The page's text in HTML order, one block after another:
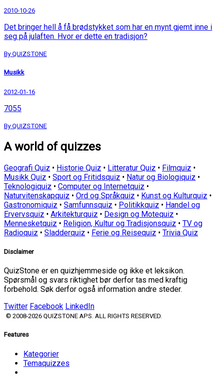
2010-10-26
Det bringer hell å få brødstykket som har en mynt gjemt inne i
seg på julaften. Hvor er dette en tradisjon?
By QUIZSTONE
Musikk
2012-01-16
7055
By QUIZSTONE
A world of quizzes
Geografi Quiz • Historie Quiz • Litteratur Quiz • Filmquiz •
Musikk Quiz • Sport og Fritidsquiz • Natur og Biologiquiz •
Teknologiquiz • Computer og Internetquiz •
Naturvitenskapquiz • Ord og Språkquiz • Kunst og Kulturquiz •
Gastronomiquiz • Samfunnsquiz • Politikkquiz • Handel og
Ervervsquiz • Arkitekturquiz • Design og Motequiz •
Mennesketquiz • Religion, Kultur og Tradisjonsquiz • TV og
Radioquiz • Sladderquiz • Ferie og Reisequiz • Trivia Quiz
Disclaimer
QuizStone er en quizhjemmeside og ikke et leksikon.
Spørsmål og svars riktighet bør derfor tas med kraftig
forbehold. Søk derfor også information andre steder.
Twitter Facebook LinkedIn
© 2008-2026 QUIZSTONE APS. ALL RIGHTS RESERVED.
Features
Kategorier
Temaquizzes